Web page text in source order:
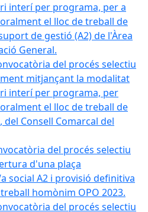
interí per programa, per a
el lloc de treball de
de gestió (A2) de l'Àrea
General.
del procés selectiu
mitjançant la modalitat
interí per programa, per
el lloc de treball de
del Consell Comarcal del
del procés selectiu
d'una plaça
social A2 i provisió definitiva
homònim OPO 2023.
del procés selectiu